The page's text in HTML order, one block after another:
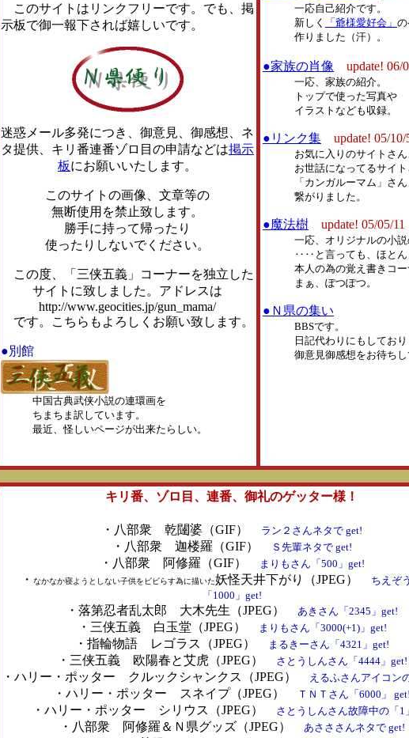
このサイトはリンクフリーです。でも、掲
示板で御一報下されば嬉しいです。
迷惑メール多発につき、御意見、御感想、ネ
タ提供、キリ番連番ゾロ目の申請などは掲示
板にお願いいたします。
このサイトの画像、文章等の
無断使用を禁止致します。
勝手に持って帰ったり
使ったりしないでください。
この度、「三侠五義」コーナーを独立した
サイトに致しました。アドレスは
http://www.geocities.jp/gun_mama/
です。こちらもよろしくお願い致します。
●別館
中国古典武侠小説の連環画を
ちまちま訳しています。
最近、怪しいページが出来たらしい。
一応自己紹介です。
新しく
「爺様愛好会」
作りました（汗）。
●家族の肖像 update! 06/
一応、家族の紹介。
トップで使った写真や
イラストなども収録。
●リンク集 update! 05/10/
お気に入りのサイトさん
お世話になってるサイト
「カンガルーマム」さん
繋がりました。
●魔法樹 update! 05/05/11
一応、オリジナルの小説
‥‥と言っても、ほとん
本人の為の覚え書きコー
まぁ、ぽつぽつ。
●Ｎ県の集い
BBSです。
日記代わりにもしており
御意見御感想をお待ちし
キリ番、ゾロ目、連番、御礼のゲッター様！
・八部衆 乾闥婆（GIF） ラン２さんネタで get!
・八部衆 迦楼羅（GIF） Ｓ先輩ネタで get!
・八部衆 阿修羅（GIF） まりもさん「500」get!
・ なかなか寝ようとしない子供をビビらす為に描いた妖怪天井下がり（JPEG）
ちえぞ
「1000」get!
・落第忍者乱太郎 大木先生（JPEG） あきさん「2345」get!
・三侠五義 白玉堂（JPEG） まりもさん「3000(+1)」get!
・指輪物語 レゴラス（JPEG） まるきーさん「4321」get!
・三侠五義 欧陽春と艾虎（JPEG） さとうしんさん「4444」get!
・ハリー・ポッター クルックシャンクス（JPEG） えるふさんアイコン
・ハリー・ポッター スネイプ（JPEG） ＴＮＴさん「6000」 get!
・ハリー・ポッター シリウス（JPEG） さとうしんさん故障中の「1
・八部衆 阿修羅＆Ｎ県グッズ（JPEG） あさささんネタで get!